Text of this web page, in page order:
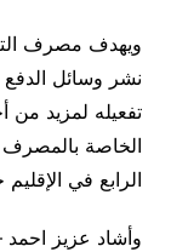
ويهدف مصرف
نشر وسائل الدفع
الرابع في
وأشاد عزيز